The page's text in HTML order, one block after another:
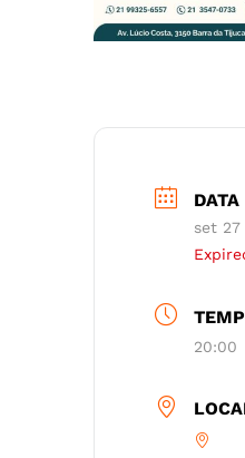
DATA
set 27
20:00